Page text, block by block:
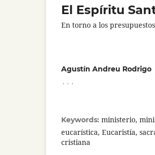
El Espíritu
En torno a los
Agustín Andreu Rodrigo
Keywords: ministerio,
eucarística, Eucaristía,
cristiana